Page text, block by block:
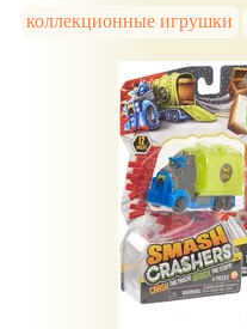
коллекционные игрушки